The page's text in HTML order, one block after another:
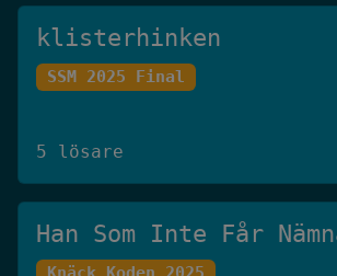
klisterhinken
SSM 2025 Final
5 lösare
Han Som Inte Får